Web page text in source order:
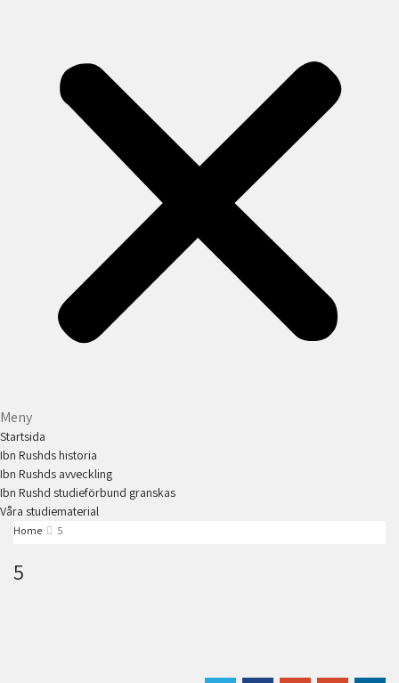
Meny
Startsida
Ibn Rushds historia
Ibn Rushds avveckling
Ibn Rushd studieförbund granskas​
Våra studiematerial
Home 5
5